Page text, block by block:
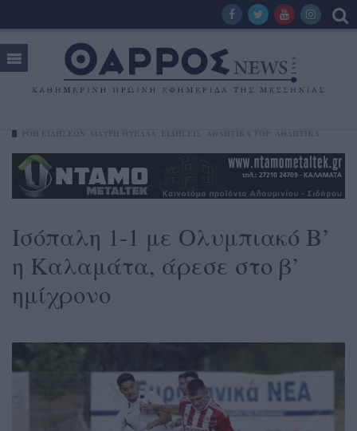
Ισόπαλη 1-1 με Ολυμπιακό Β’
η Καλαμάτα, άρεσε στο β’
ημίχρονο